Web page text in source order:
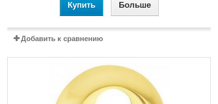
Купить Больше
Добавить к сравнению